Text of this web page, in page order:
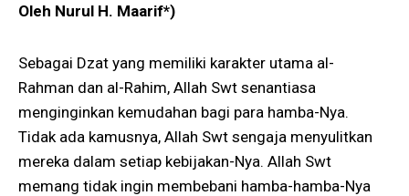
Oleh Nurul H. Maarif*)
Sebagai Dzat yang memiliki karakter utama al-
Rahman dan al-Rahim, Allah Swt senantiasa
menginginkan kemudahan bagi para hamba-Nya.
Tidak ada kamusnya, Allah Swt sengaja menyulitkan
mereka dalam setiap kebijakan-Nya. Allah Swt
memang tidak ingin membebani hamba-hamba-Nya